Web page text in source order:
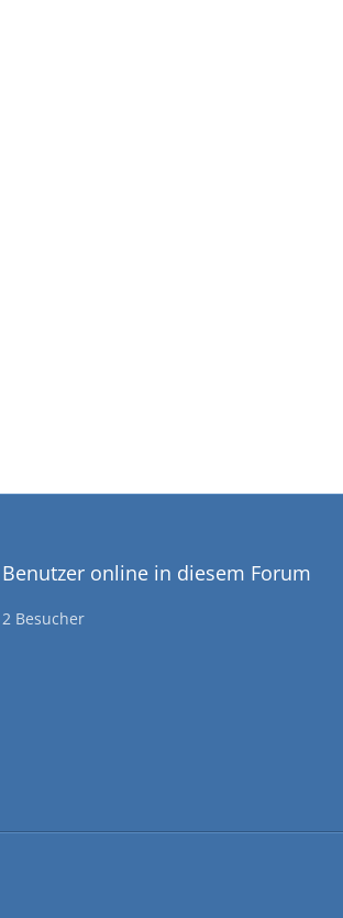
Benutzer online in diesem Forum
2 Besucher